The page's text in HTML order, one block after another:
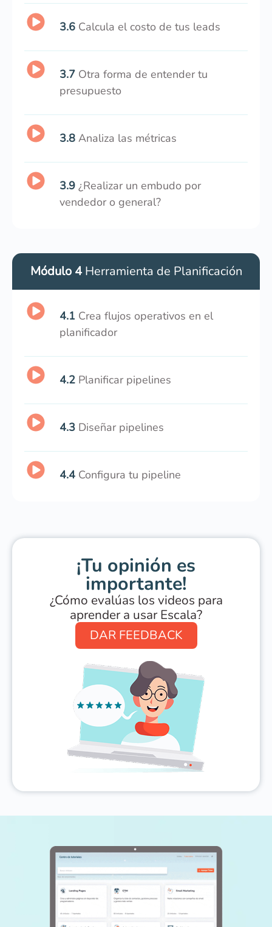
3.6 Calcula el costo de tus leads
3.7 Otra forma de entender tu
presupuesto
3.8 Analiza las métricas
3.9 ¿Realizar un embudo por
vendedor o general?
Módulo 4Herramienta de Planificación
4.1 Crea flujos operativos en el
planificador
4.2 Planificar pipelines
4.3 Diseñar pipelines
4.4 Configura tu pipeline
¡Tu opinión es
importante!
¿Cómo evalúas los videos para
aprender a usar Escala?
DAR FEEDBACK